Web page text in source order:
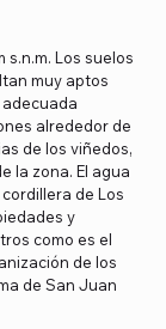
Los suelos
muy aptos
alrededor de
de los viñedos,
la zona. El agua
de Los
y
como es el
de los
de San Juan